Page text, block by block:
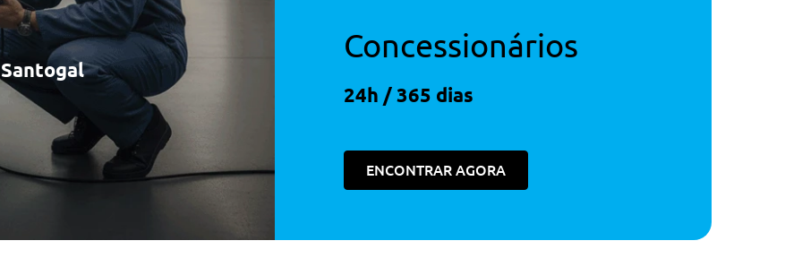
Usb-C Traseira
Eletricos
Concessionários
24h / 365 dias
ENCONTRAR AGORA